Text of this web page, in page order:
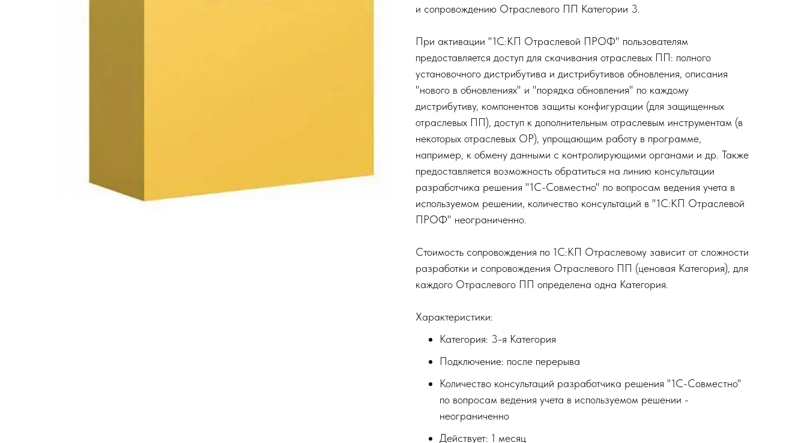
и сопровождению Отраслевого ПП Категории 3.
При активации "1С:КП Отраслевой ПРОФ" пользователям
предоставляется доступ для скачивания отраслевых ПП: полного
установочного дистрибутива и дистрибутивов обновления, описания
"нового в обновлениях" и "порядка обновления" по каждому
дистрибутиву, компонентов защиты конфигурации (для защищенных
отраслевых ПП), доступ к дополнительным отраслевым инструментам (в
некоторых отраслевых ОР), упрощающим работу в программе,
например, к обмену данными с контролирующими органами и др. Также
предоставляется возможность обратиться на линию консультации
разработчика решения "1С-Совместно" по вопросам ведения учета в
используемом решении, количество консультаций в "1С:КП Отраслевой
ПРОФ" неограниченно.
Стоимость сопровождения по 1С:КП Отраслевому зависит от сложности
разработки и сопровождения Отраслевого ПП (ценовая Категория), для
каждого Отраслевого ПП определена одна Категория.
Характеристики:
Категория: 3-я Категория
Подключение: после перерыва
Количество консультаций разработчика решения "1С-Совместно"
по вопросам ведения учета в используемом решении -
неограниченно
Действует: 1 месяц